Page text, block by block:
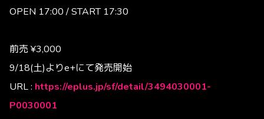
OPEN 17:00 / START 17:30
前売 ¥3,000
9/18(土)よりe+にて発売開始
URL : https://eplus.jp/sf/detail/3494030001-
P0030001